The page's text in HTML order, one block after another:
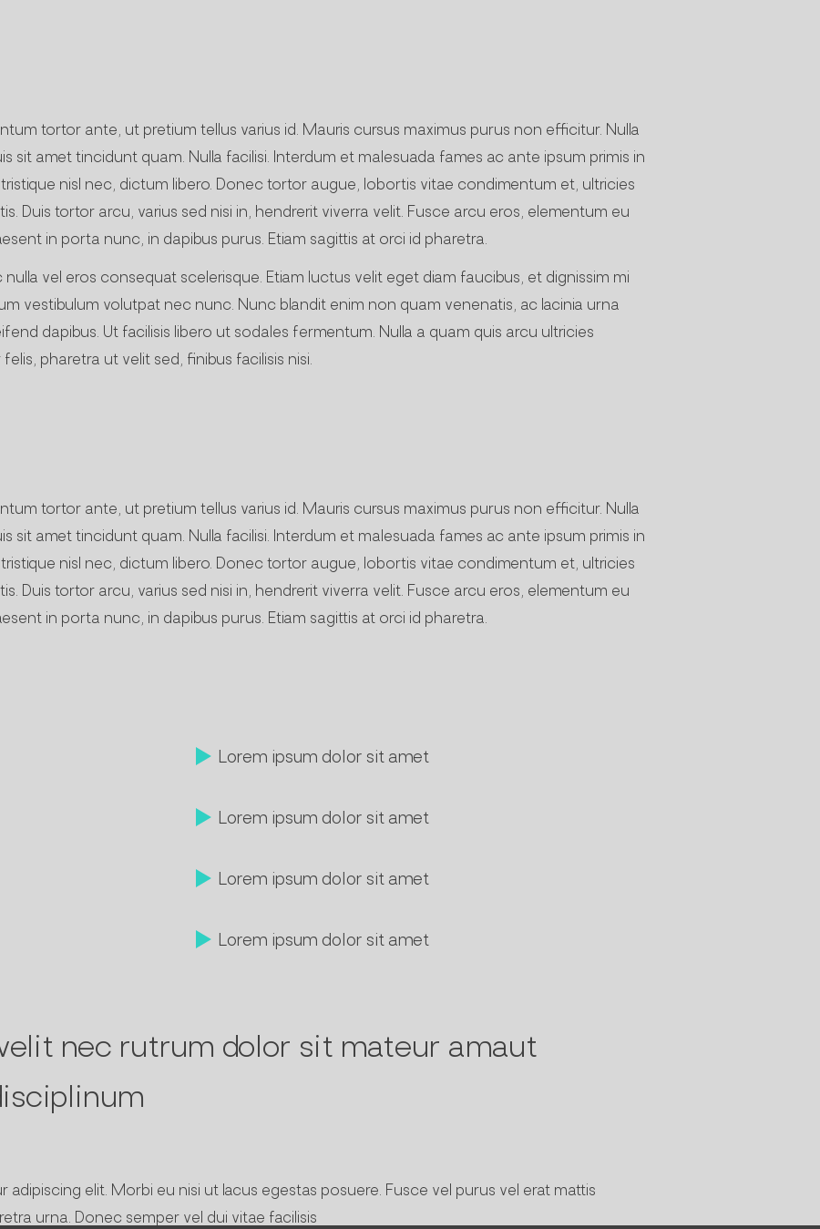
tortor ante, ut pretium tellus varius id. Mauris cursus maximus purus non efficitur. Nulla
sit amet tincidunt quam. Nulla facilisi. Interdum et malesuada fames ac ante ipsum primis in
nisl nec, dictum libero. Donec tortor augue, lobortis vitae condimentum et, ultricies
Duis tortor arcu, varius sed nisi in, hendrerit viverra velit. Fusce arcu eros, elementum eu
in porta nunc, in dapibus purus. Etiam sagittis at orci id pharetra.
vel eros consequat scelerisque. Etiam luctus velit eget diam faucibus, et dignissim mi
vestibulum volutpat nec nunc. Nunc blandit enim non quam venenatis, ac lacinia urna
dapibus. Ut facilisis libero ut sodales fermentum. Nulla a quam quis arcu ultricies
pharetra ut velit sed, finibus facilisis nisi.
tortor ante, ut pretium tellus varius id. Mauris cursus maximus purus non efficitur. Nulla
sit amet tincidunt quam. Nulla facilisi. Interdum et malesuada fames ac ante ipsum primis in
nisl nec, dictum libero. Donec tortor augue, lobortis vitae condimentum et, ultricies
Duis tortor arcu, varius sed nisi in, hendrerit viverra velit. Fusce arcu eros, elementum eu
in porta nunc, in dapibus purus. Etiam sagittis at orci id pharetra.
Lorem ipsum dolor sit amet
Lorem ipsum dolor sit amet
Lorem ipsum dolor sit amet
Lorem ipsum dolor sit amet
nec rutrum dolor sit mateur amaut
elit. Morbi eu nisi ut lacus egestas posuere. Fusce vel purus vel erat mattis
urna. Donec semper vel dui vitae facilisis